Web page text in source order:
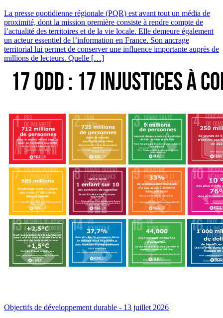
La presse quotidienne régionale (PQR) est avant tout un média de
proximité, dont la mission première consiste à rendre compte de
l’actualité des territoires et de la vie locale. Elle demeure également
un acteur essentiel de l’information en France. Son ancrage
territorial lui permet de conserver une influence importante auprès de
millions de lecteurs. Quelle […]
Objectifs de développement durable - 13 juillet 2026